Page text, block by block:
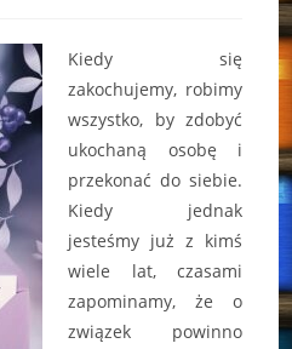
Kiedy się
zakochujemy, robimy
wszystko, by zdobyć
ukochaną osobę i
przekonać do siebie.
Kiedy jednak
jesteśmy już z kimś
wiele lat, czasami
zapominamy, że o
związek powinno